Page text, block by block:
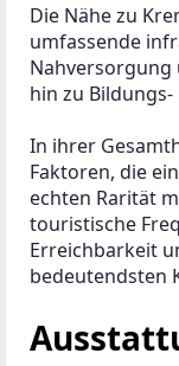
Die Nähe zu
umfassende
Nahversorgung
hin zu
In ihrer
Faktoren, die
echten Rarität
touristische
Erreichbarkeit
bedeutendsten